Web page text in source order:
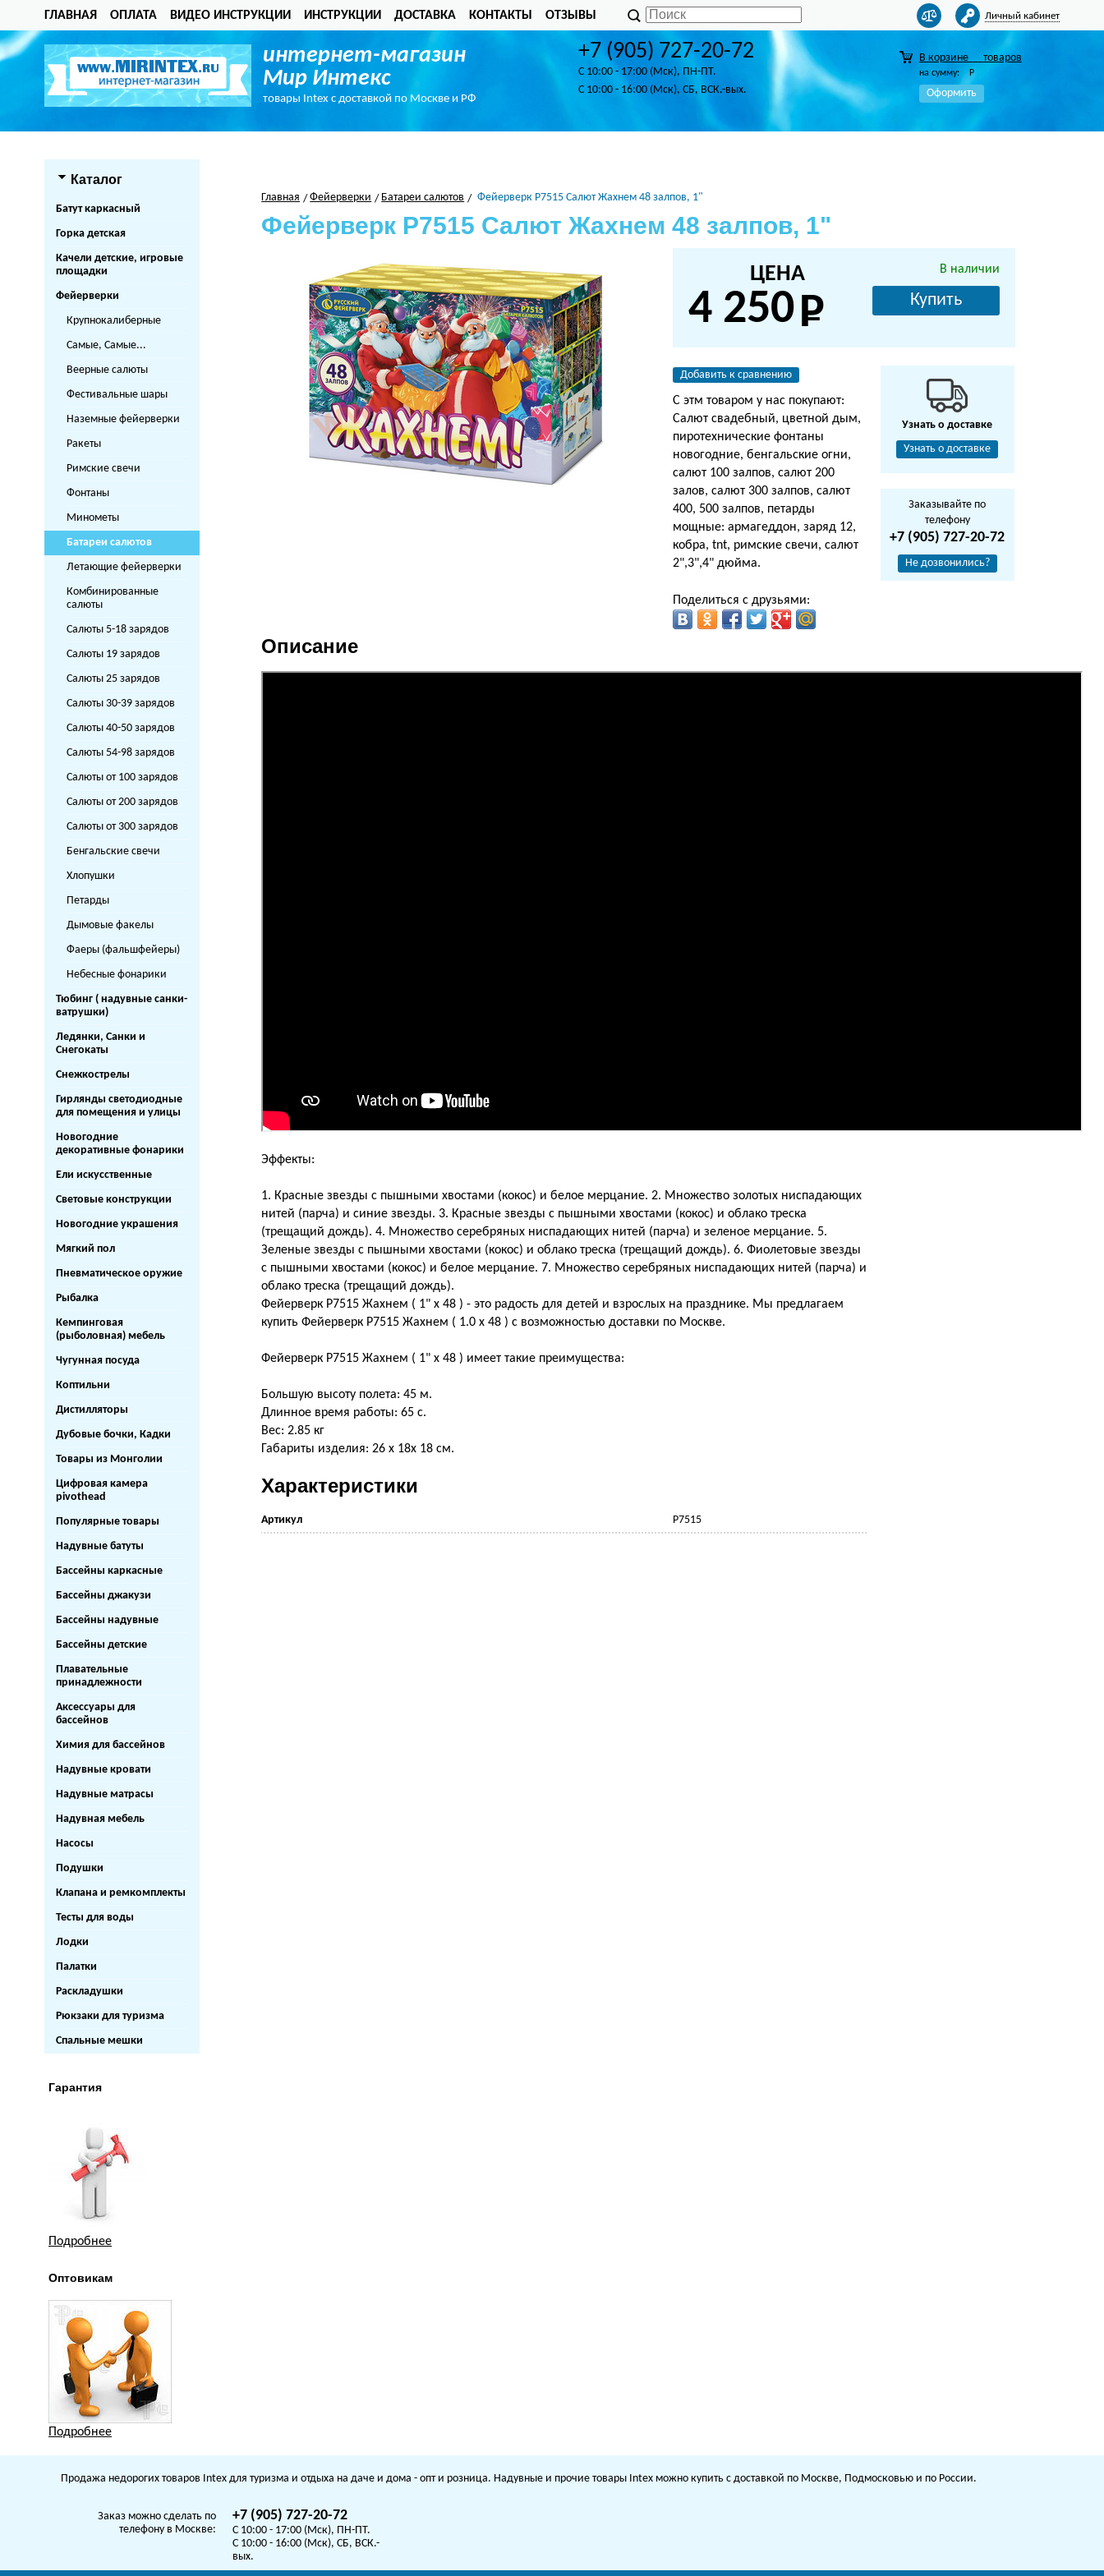
ГЛАВНАЯ ОПЛАТА ВИДЕО ИНСТРУКЦИИ ИНСТРУКЦИИ ДОСТАВКА КОНТАКТЫ ОТЗЫВЫ Личный кабинет
интернет-магазин
Мир Интекс
товары Intex с доставкой по Москве и РФ
+7 (905) 727-20-72
C 10:00 - 17:00 (Мск), ПН-ПТ.
C 10:00 - 16:00 (Мск), СБ, ВСК.-вых.
В корзине товаров
на сумму: Р
Оформить
Каталог
Батут каркасный
Горка детская
Качели детские, игровые
площадки
Фейерверки
Крупнокалиберные
Самые, Самые...
Веерные салюты
Фестивальные шары
Наземные фейерверки
Ракеты
Римские свечи
Фонтаны
Минометы
Батареи салютов
Летающие фейерверки
Комбинированные
салюты
Салюты 5-18 зарядов
Салюты 19 зарядов
Салюты 25 зарядов
Салюты 30-39 зарядов
Салюты 40-50 зарядов
Салюты 54-98 зарядов
Салюты от 100 зарядов
Салюты от 200 зарядов
Салюты от 300 зарядов
Бенгальские свечи
Хлопушки
Петарды
Дымовые факелы
Фаеры (фальшфейеры)
Небесные фонарики
Тюбинг ( надувные санки-
ватрушки)
Ледянки, Санки и
Снегокаты
Снежкострелы
Гирлянды светодиодные
для помещения и улицы
Новогодние
декоративные фонарики
Ели искусственные
Световые конструкции
Новогодние украшения
Мягкий пол
Пневматическое оружие
Рыбалка
Кемпинговая
(рыболовная) мебель
Чугунная посуда
Коптильни
Дистилляторы
Дубовые бочки, Кадки
Товары из Монголии
Цифровая камера
pivothead
Популярные товары
Надувные батуты
Бассейны каркасные
Бассейны джакузи
Бассейны надувные
Бассейны детские
Плавательные
принадлежности
Аксессуары для
бассейнов
Химия для бассейнов
Надувные кровати
Надувные матрасы
Надувная мебель
Насосы
Подушки
Клапана и ремкомплекты
Тесты для воды
Лодки
Палатки
Раскладушки
Рюкзаки для туризма
Спальные мешки
Гарантия
Подробнее
Оптовикам
Подробнее
Главная Фейерверки Батареи салютов Фейерверк Р7515 Салют Жахнем 48 залпов, 1"
Фейерверк Р7515 Салют Жахнем 48 залпов, 1"
В наличии
ЦЕНА
4 250 Купить
Добавить к сравнению
С этм товаром у нас покупают:
Салют свадебный, цветной дым,
пиротехнические фонтаны
новогодние, бенгальские огни,
салют 100 залпов, салют 200
залов, салют 300 залпов, салют
400, 500 залпов, петарды
мощные: армагеддон, заряд 12,
кобра, tnt, римские свечи, салют
2",3",4" дюйма.
Поделиться с друзьями:
Описание
Эффекты:
1. Красные звезды с пышными хвостами (кокос) и белое мерцание. 2. Множество золотых ниспадающих
нитей (парча) и синие звезды. 3. Красные звезды с пышными хвостами (кокос) и облако треска
(трещащий дождь). 4. Множество серебряных ниспадающих нитей (парча) и зеленое мерцание. 5.
Зеленые звезды с пышными хвостами (кокос) и облако треска (трещащий дождь). 6. Фиолетовые звезды
с пышными хвостами (кокос) и белое мерцание. 7. Множество серебряных ниспадающих нитей (парча) и
облако треска (трещащий дождь).
Фейерверк Р7515 Жахнем ( 1" х 48 ) - это радость для детей и взрослых на празднике. Мы предлагаем
купить Фейерверк Р7515 Жахнем ( 1.0 х 48 ) с возможностью доставки по Москве.
Фейерверк Р7515 Жахнем ( 1" х 48 ) имеет такие преимущества:
Большую высоту полета: 45 м.
Длинное время работы: 65 с.
Вес: 2.85 кг
Габариты изделия: 26 х 18х 18 см.
Характеристики
Артикул Р7515
Узнать о доставке
Узнать о доставке
Заказывайте по
телефону
+7 (905) 727-20-72
Не дозвонились?
Продажа недорогих товаров Intex для туризма и отдыха на даче и дома - опт и розница. Надувные и прочие товары Intex можно купить с доставкой по Москве, Подмосковью и по России.
Заказ можно сделать по
телефону в Москве:
+7 (905) 727-20-72
C 10:00 - 17:00 (Мск), ПН-ПТ.
C 10:00 - 16:00 (Мск), СБ, ВСК.-
вых.